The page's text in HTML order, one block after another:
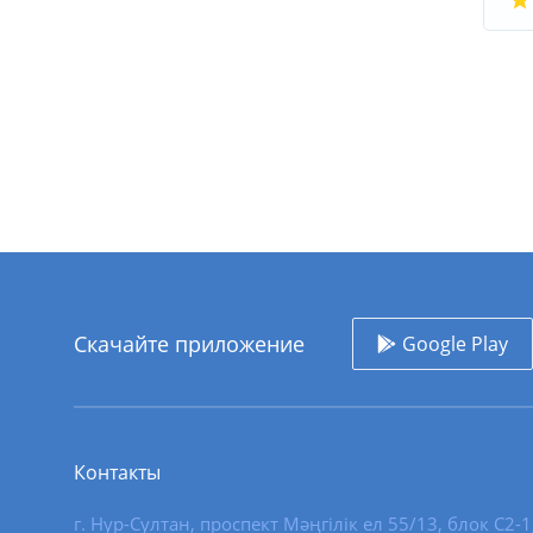
Скачайте приложение Google Play
Контакты
г. Нур-Султан, проспект Мәңгілік ел 55/13, блок С2-